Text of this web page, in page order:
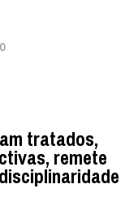
tratados,
remete